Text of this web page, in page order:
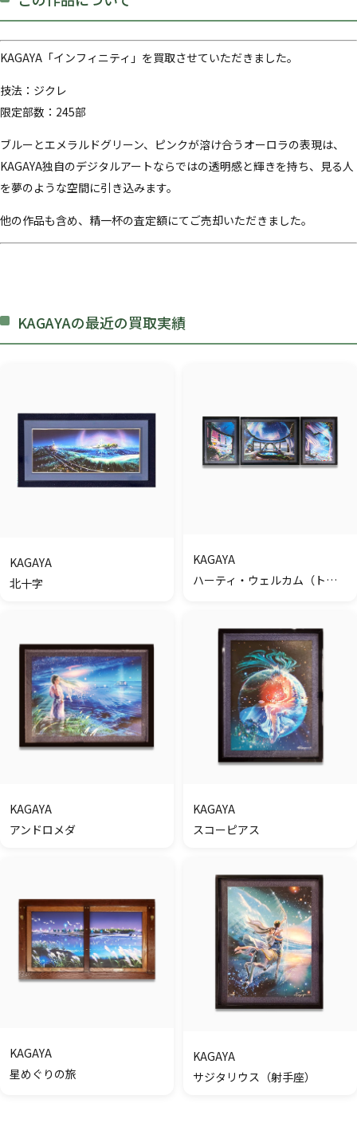
KAGAYA「インフィニティ」を買取させていただきました。
技法：ジクレ
限定部数：245部
ブルーとエメラルドグリーン、ピンクが溶け合うオーロラの表現は、
KAGAYA独自のデジタルアートならではの透明感と輝きを持ち、見る人
を夢のような空間に引き込みます。
他の作品も含め、精一杯の査定額にてご売却いただきました。
KAGAYAの最近の買取実績
KAGAYA
北十字
KAGAYA
ハーティ・ウェルカム（トリプティック）
KAGAYA
アンドロメダ
KAGAYA
スコーピアス
KAGAYA
星めぐりの旅
KAGAYA
サジタリウス（射手座）